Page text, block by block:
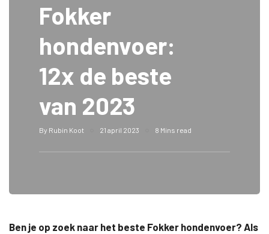
Fokker
hondenvoer:
12x de beste
van 2023
By Rubin Koot 21 april 2023 8 Mins read
Ben je op zoek naar het beste Fokker hondenvoer? Als